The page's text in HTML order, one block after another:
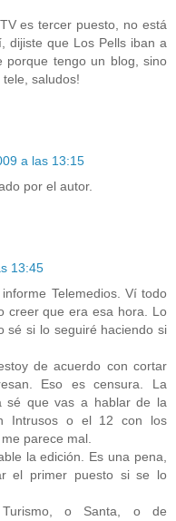
es tercer puesto, no está
dijiste que Los Pells iban a
tengo un blog, sino
saludos!
a las 13:15
por el autor.
13:45
Telemedios. Ví todo
creer que era esa hora. Lo
sé si lo seguiré haciendo si
de acuerdo con cortar
Eso es censura. La
sé que vas a hablar de la
Intrusos o el 12 con los
parece mal.
la edición. Es una pena,
el primer puesto si se lo
o Santa, o de